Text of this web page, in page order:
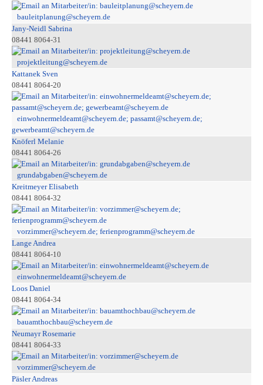
bauleitplanung@scheyern.de
Jany-Neidl Sabrina
08441 8064-31
projektleitung@scheyern.de
Kattanek Sven
08441 8064-20
einwohnermeldeamt@scheyern.de; passamt@scheyern.de;
gewerbeamt@scheyern.de
Knöferl Melanie
08441 8064-26
grundabgaben@scheyern.de
Kreitmeyer Elisabeth
08441 8064-32
vorzimmer@scheyern.de; ferienprogramm@scheyern.de
Lange Andrea
08441 8064-10
einwohnermeldeamt@scheyern.de
Loos Daniel
08441 8064-34
bauamthochbau@scheyern.de
Neumayr Rosemarie
08441 8064-33
vorzimmer@scheyern.de
Päsler Andreas